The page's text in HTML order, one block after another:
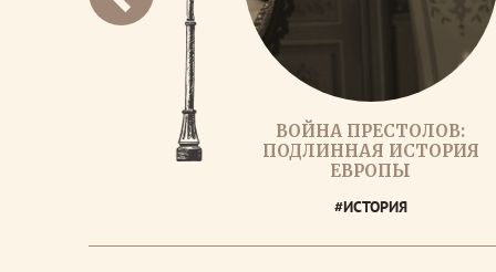
ВОЙНА ПРЕСТОЛОВ:
ПОДЛИННАЯ ИСТОРИЯ
ЕВРОПЫ
#ИСТОРИЯ